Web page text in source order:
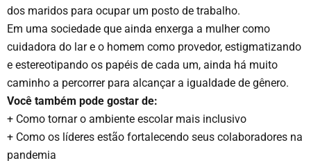
dos maridos para ocupar um posto de trabalho.
Em uma sociedade que ainda enxerga a mulher como
cuidadora do lar e o homem como provedor, estigmatizando
e estereotipando os papéis de cada um, ainda há muito
caminho a percorrer para alcançar a igualdade de gênero.
Você também pode gostar de:
+ Como tornar o ambiente escolar mais inclusivo
+ Como os líderes estão fortalecendo seus colaboradores na
pandemia